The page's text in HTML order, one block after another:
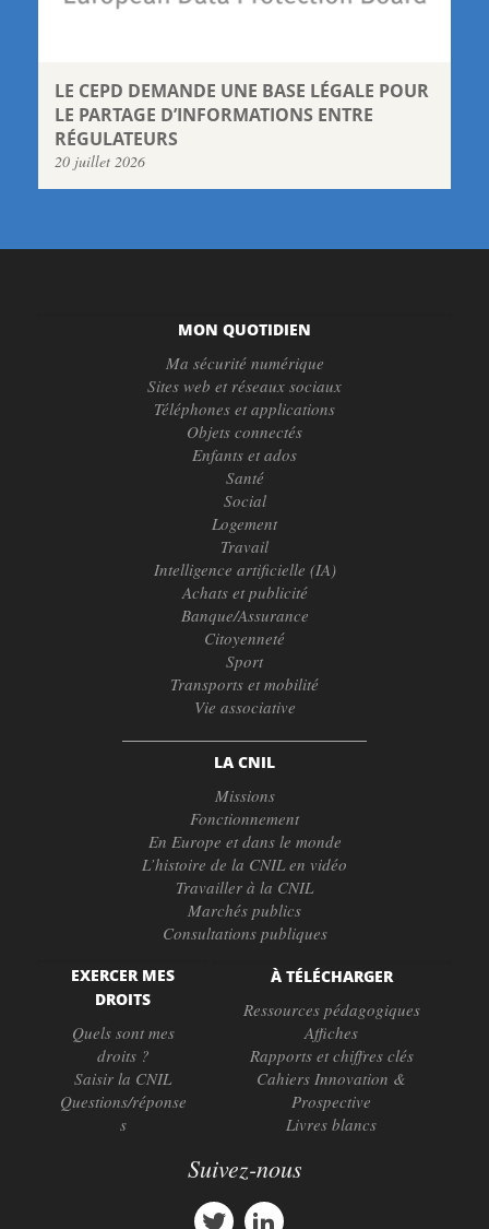
LE CEPD DEMANDE UNE BASE LÉGALE POUR
LE PARTAGE D’INFORMATIONS ENTRE
RÉGULATEURS
20 juillet 2026
MON QUOTIDIEN
Ma sécurité numérique
Sites web et réseaux sociaux
Téléphones et applications
Objets connectés
Enfants et ados
Santé
Social
Logement
Travail
Intelligence artificielle (IA)
Achats et publicité
Banque/Assurance
Citoyenneté
Sport
Transports et mobilité
Vie associative
LA CNIL
Missions
Fonctionnement
En Europe et dans le monde
L’histoire de la CNIL en vidéo
Travailler à la CNIL
Marchés publics
Consultations publiques
EXERCER MES
DROITS
Quels sont mes
droits ?
Saisir la CNIL
Questions/réponse
s
À TÉLÉCHARGER
Ressources pédagogiques
Affiches
Rapports et chiffres clés
Cahiers Innovation &
Prospective
Livres blancs
Suivez-nous